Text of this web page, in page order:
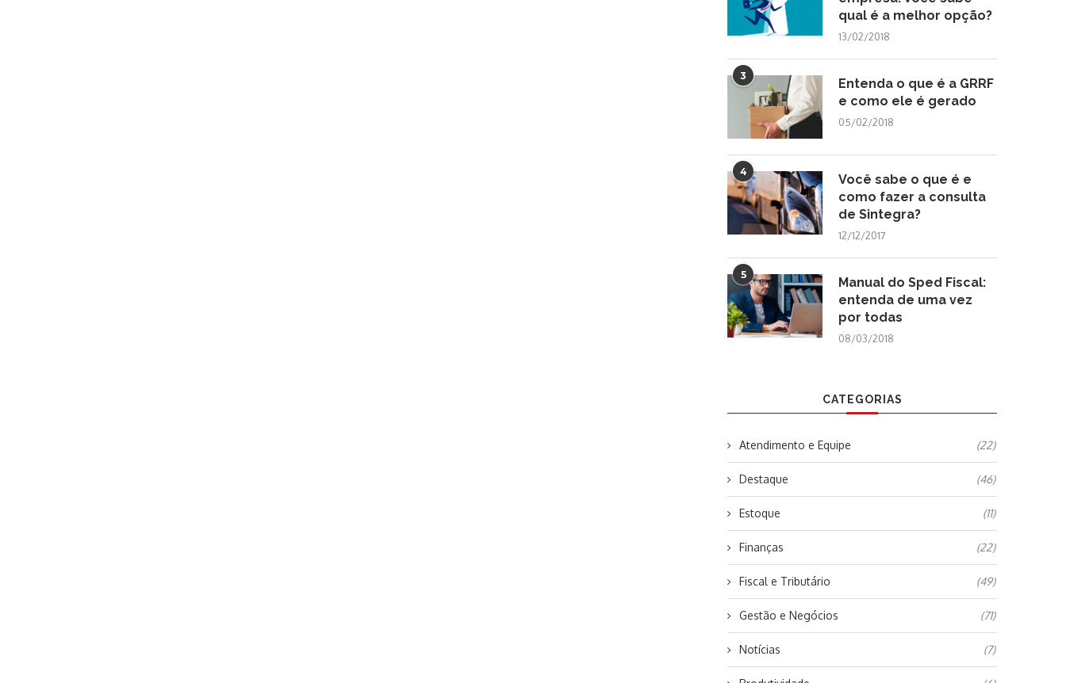
qual é a melhor opção?
13/02/2018
3
Entenda o que é a GRRF
e como ele é gerado
05/02/2018
4
Você sabe o que é e
como fazer a consulta
de Sintegra?
12/12/2017
5
Manual do Sped Fiscal:
entenda de uma vez
por todas
08/03/2018
CATEGORIAS
Atendimento e Equipe (22)
Destaque (46)
Estoque (11)
Finanças (22)
Fiscal e Tributário (49)
Gestão e Negócios (71)
Notícias (7)